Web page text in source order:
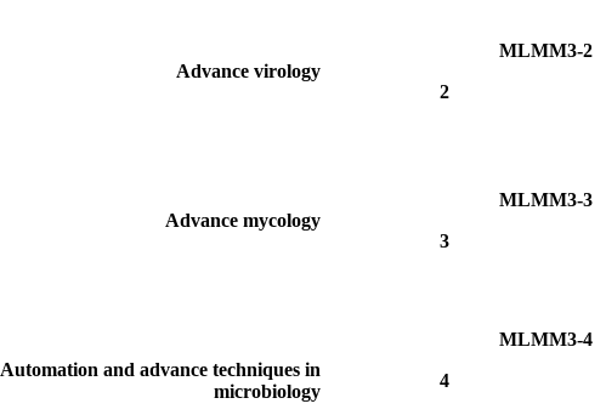
MLMM3-2
2
Advance virology
MLMM3-3
3
Advance mycology
MLMM3-4
4
Automation and advance techniques in
microbiology